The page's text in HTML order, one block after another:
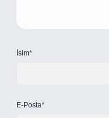
İsim*
E-Posta*